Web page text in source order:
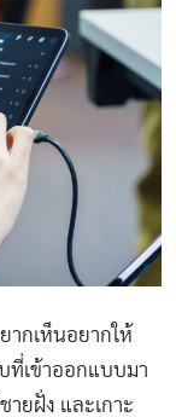
ากเห็นอยากให้
ที่เข้าออกแบบมา
ยฝั่ง และเกาะ